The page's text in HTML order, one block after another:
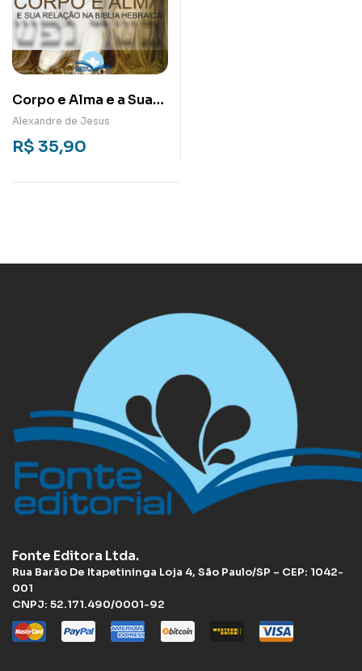
Corpo e Alma e a Sua
Relação na Bíblia
Hebraica
Alexandre de Jesus
R$ 35,90
Fonte Editora Ltda.
Rua Barão De Itapetininga Loja 4, São Paulo/SP – CEP: 1042-
001
CNPJ: 52.171.490/0001-92